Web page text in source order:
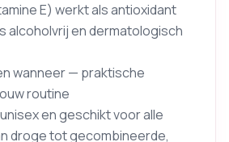
E) werkt als antioxidant
alcoholvrij en dermatologisch
wanneer — praktische
routine
en geschikt voor alle
droge tot gecombineerde,